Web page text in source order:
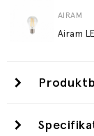
AIRAM
Airam